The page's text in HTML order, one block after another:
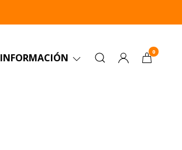
INFORMACIÓN 0